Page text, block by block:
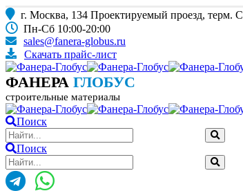
г. Москва, 134 Проектируемый проезд, терм. С
Пн-Сб 10:00-20:00
sales@fanera-globus.ru
Скачать прайс-лист
ФАНЕРА ГЛОБУС
строительные материалы
Поиск
Поиск